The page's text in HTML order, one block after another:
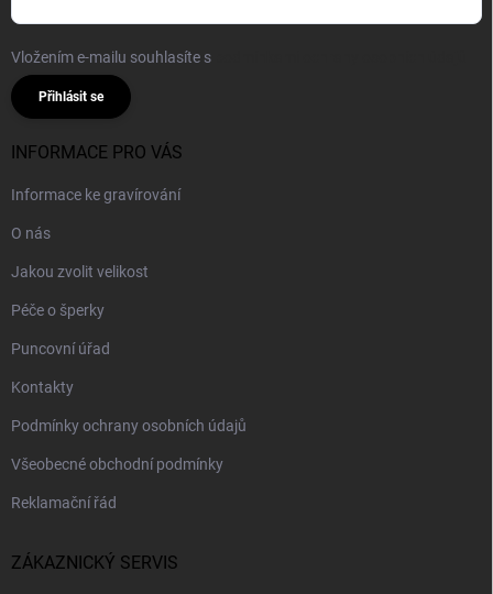
Vložením e-mailu souhlasíte s
Přihlásit se
INFORMACE PRO VÁS
Informace ke gravírování
O nás
Jakou zvolit velikost
Péče o šperky
Puncovní úřad
Kontakty
Podmínky ochrany osobních údajů
Všeobecné obchodní podmínky
Reklamační řád
ZÁKAZNICKÝ SERVIS